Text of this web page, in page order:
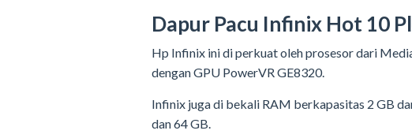
Dapur Pacu Infinix Hot 10
Hp Infinix ini di perkuat oleh prosesor dari
dengan GPU PowerVR GE8320.
Infinix juga di bekali RAM berkapasitas 2 GB
dan 64 GB.